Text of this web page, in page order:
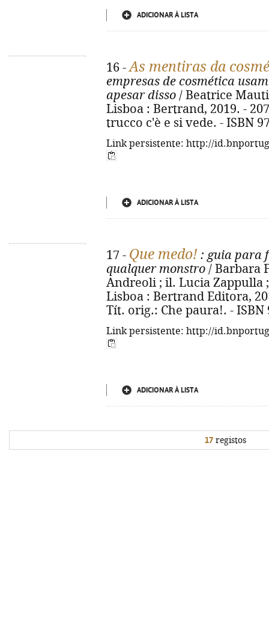
ADICIONAR À LISTA
16 -As mentiras da
empresas de cosmética
apesar disso / Beatrice
Lisboa : Bertrand, 2019. -
trucco c'è e si vede. - ISBN
Link persistente: http://
ADICIONAR À LISTA
17 - Que medo! : guia para
qualquer monstro / Barbara
Andreoli ; il. Lucia Zappulla
Lisboa : Bertrand Editora,
Tít. orig.: Che paura!. - ISBN
Link persistente: http://
ADICIONAR À LISTA
17registos